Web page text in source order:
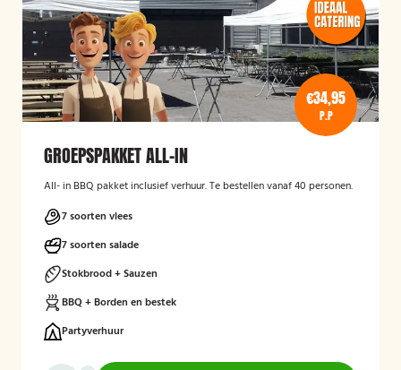
€34,95
P.P
GROEPSPAKKET ALL-IN
All- in BBQ pakket inclusief verhuur. Te bestellen vanaf 40 personen.
7 soorten vlees
7 soorten salade
Stokbrood + Sauzen
BBQ + Borden en bestek
Partyverhuur